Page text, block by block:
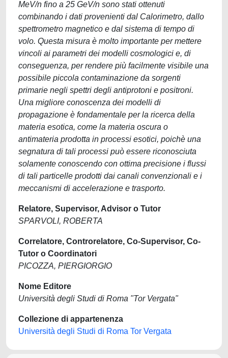
MeV/n fino a 25 GeV/n sono stati ottenuti
combinando i dati provenienti dal Calorimetro, dallo
spettrometro magnetico e dal sistema di tempo di
volo. Questa misura è molto importante per mettere
vincoli ai parametri dei modelli cosmologici e, di
conseguenza, per rendere più facilmente visibile una
possibile piccola contaminazione da sorgenti
primarie negli spettri degli antiprotoni e positroni.
Una migliore conoscenza dei modelli di
propagazione è fondamentale per la ricerca della
materia esotica, come la materia oscura o
antimateria prodotta in processi esotici, poichè una
segnatura di tali processi può essere riconosciuta
solamente conoscendo con ottima precisione i flussi
di tali particelle prodotti dai canali convenzionali e i
meccanismi di accelerazione e trasporto.
Relatore, Supervisor, Advisor o Tutor
SPARVOLI, ROBERTA
Correlatore, Controrelatore, Co-Supervisor, Co-
Tutor o Coordinatori
PICOZZA, PIERGIORGIO
Nome Editore
Università degli Studi di Roma "Tor Vergata"
Collezione di appartenenza
Università degli Studi di Roma Tor Vergata